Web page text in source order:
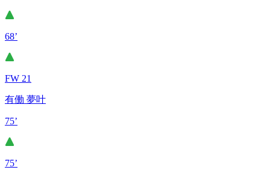
68’
FW 21
有働 夢叶
75’
75’